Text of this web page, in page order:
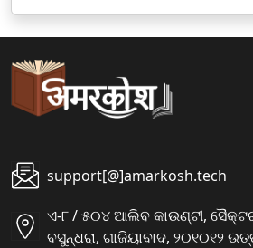
ला
ला
support[@]amarkosh.tech
ଏ-୮ / ୫୦୪ ଆଲିବ କାଉଣ୍ଟୀ,
ବସୁନ୍ଧରା, ଗାଜିୟାବାଦ, ୨୦୧୦୧୨